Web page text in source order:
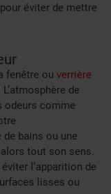
éviter de mettre
fenêtre ou verrière
de
odeurs comme
de bains ou une
alors tout son sens.
l’apparition de
lisses ou